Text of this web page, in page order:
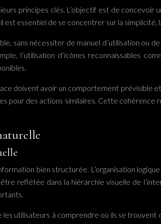
principes clés. L’objectif est de
essentiel de se concentrer sur la simplicité,
sans nécessiter de manuel d’utilisation ou
l’utilisation d’icônes reconnaissables
doivent avoir un comportement prévisible
pour des actions similaires. Cette
bien structurée. L’organisation
reflétée dans la hiérarchie visuelle de
les utilisateurs à comprendre où ils se